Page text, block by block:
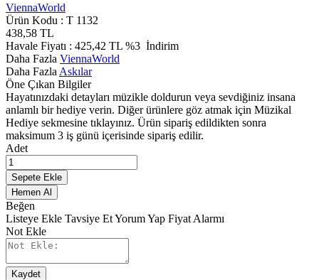
ViennaWorld
Ürün Kodu : T 1132
438,58 TL
Havale Fiyatı : 425,42 TL %3 İndirim
Daha Fazla ViennaWorld
Daha Fazla Askılar
Öne Çıkan Bilgiler
Hayatınızdaki detayları müzikle doldurun veya sevdiğiniz insana
anlamlı bir hediye verin. Diğer ürünlere göz atmak için Müzikal
Hediye sekmesine tıklayınız. Ürün sipariş edildikten sonra
maksimum 3 iş günü içerisinde sipariş edilir.
Adet
Sepete Ekle
Hemen Al
Beğen
Listeye Ekle Tavsiye EtYorum Yap Fiyat Alarmı
Not Ekle
Kaydet